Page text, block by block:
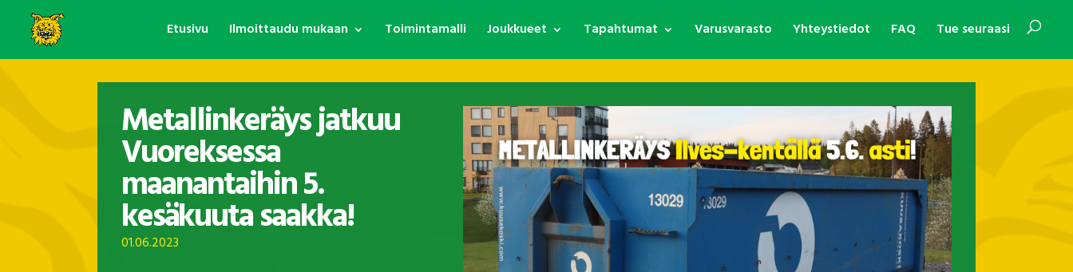
Etusivu Ilmoittaudu mukaan Toimintamalli Joukkueet Tapahtumat Varusvarasto Yhteystiedot FAQ Tue seuraasi
Metallinkeräys jatkuu
Vuoreksessa
maanantaihin 5.
kesäkuuta saakka!
01.06.2023